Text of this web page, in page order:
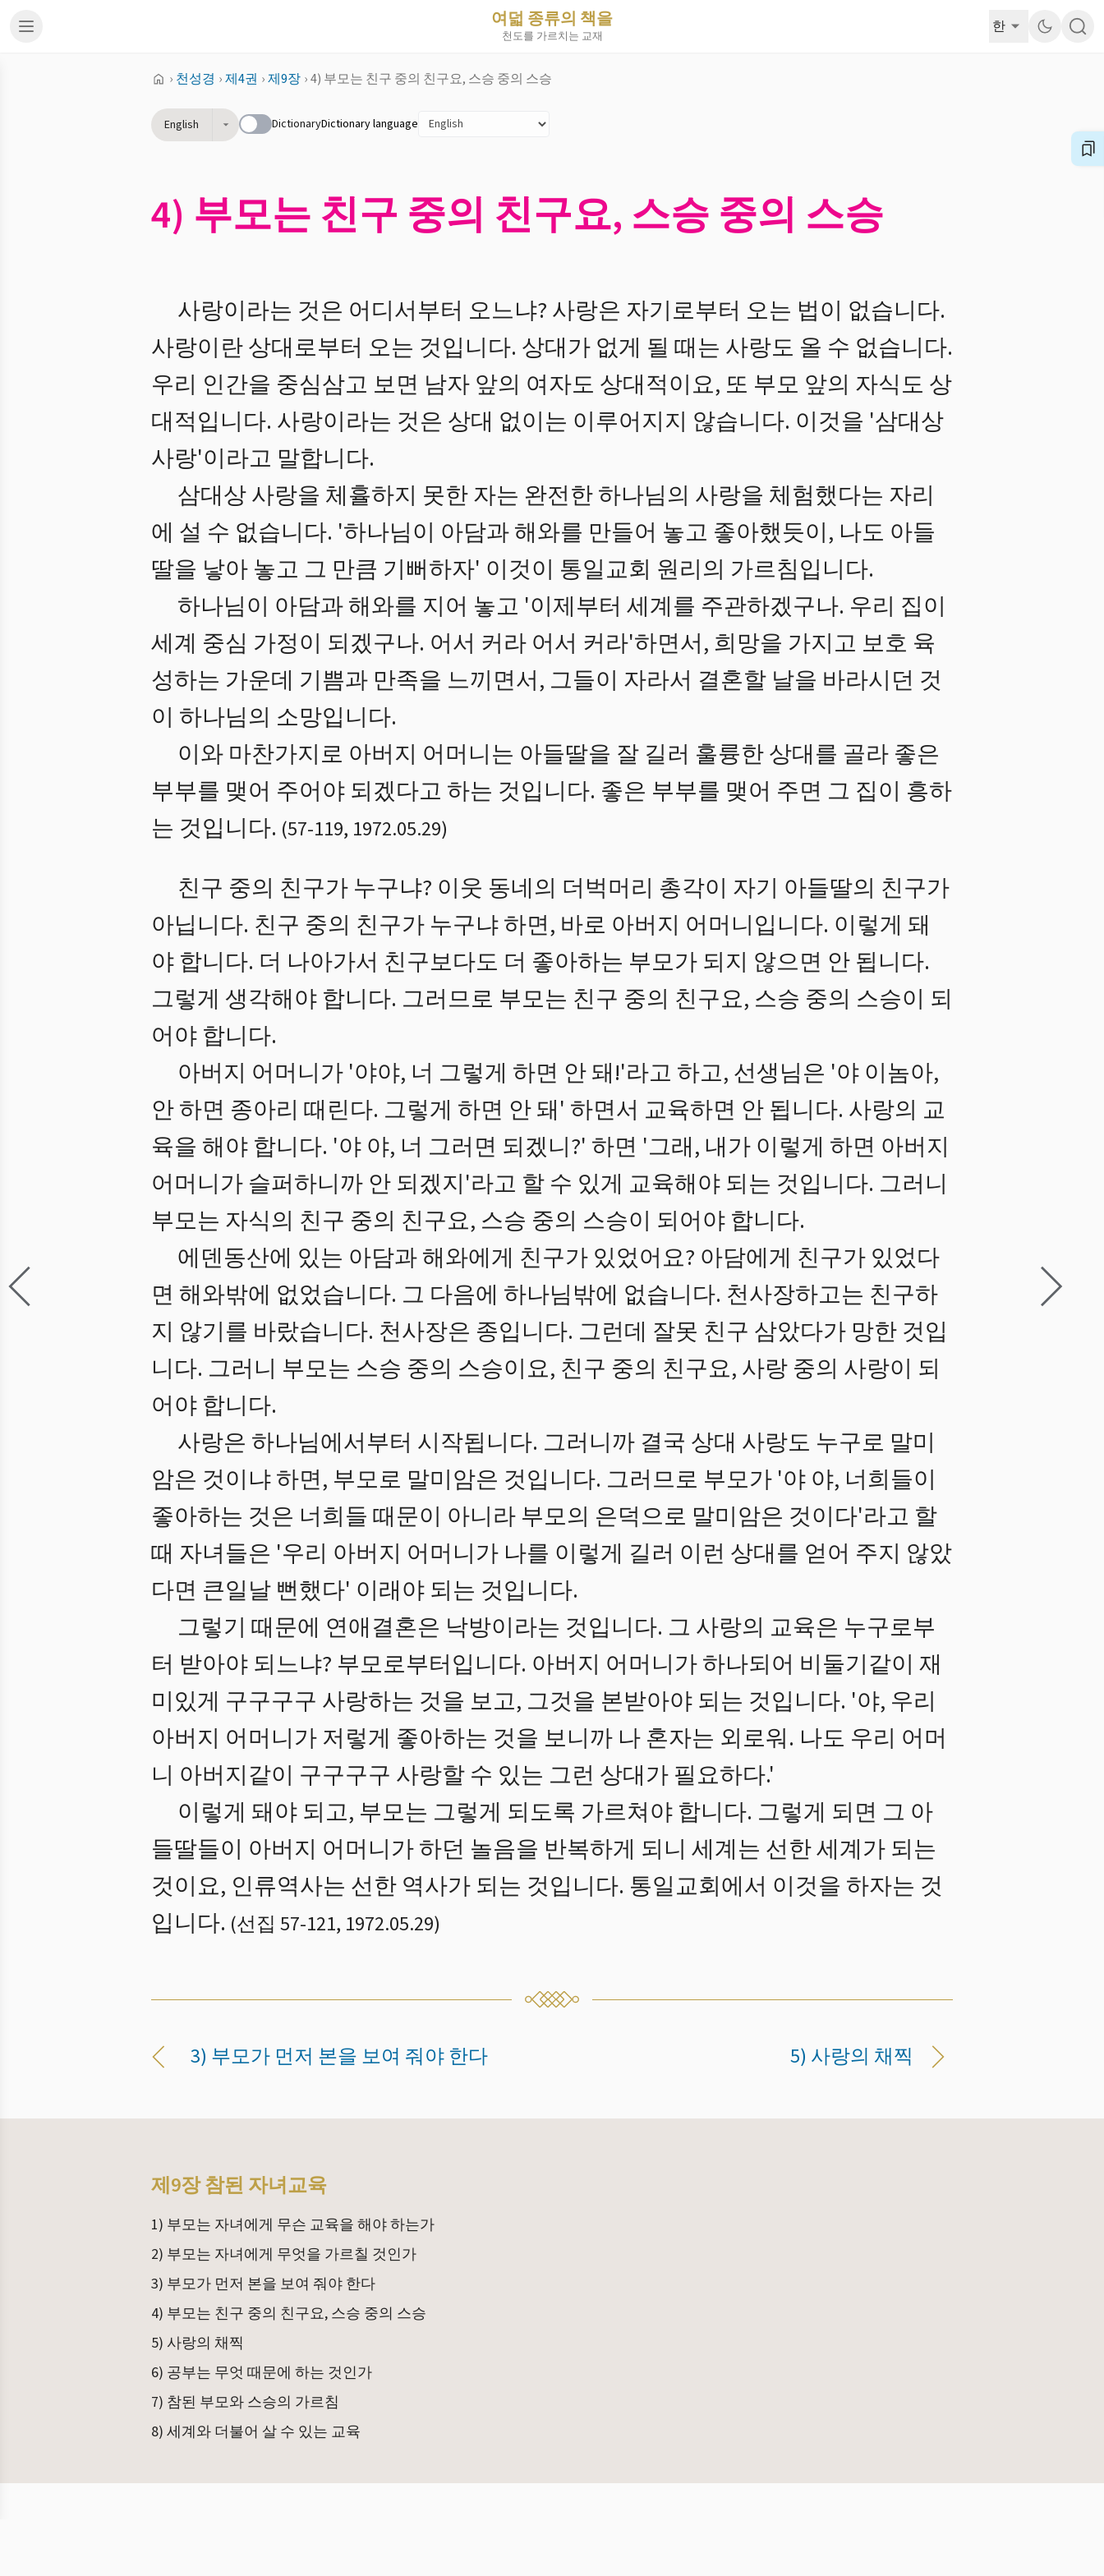
여덟 종류의 책을
천도를 가르치는 교재
한
› 천성경 ›제4권 ›제9장 ›4) 부모는 친구 중의 친구요, 스승 중의 스승
English DictionaryDictionary language
4) 부모는 친구 중의 친구요, 스승 중의 스승
사랑이라는 것은 어디서부터 오느냐? 사랑은 자기로부터 오는 법이 없습니다.
사랑이란 상대로부터 오는 것입니다. 상대가 없게 될 때는 사랑도 올 수 없습니다.
우리 인간을 중심삼고 보면 남자 앞의 여자도 상대적이요, 또 부모 앞의 자식도 상
대적입니다. 사랑이라는 것은 상대 없이는 이루어지지 않습니다. 이것을 '삼대상
사랑'이라고 말합니다.
삼대상 사랑을 체휼하지 못한 자는 완전한 하나님의 사랑을 체험했다는 자리
에 설 수 없습니다. '하나님이 아담과 해와를 만들어 놓고 좋아했듯이, 나도 아들
딸을 낳아 놓고 그 만큼 기뻐하자' 이것이 통일교회 원리의 가르침입니다.
하나님이 아담과 해와를 지어 놓고 '이제부터 세계를 주관하겠구나. 우리 집이
세계 중심 가정이 되겠구나. 어서 커라 어서 커라'하면서, 희망을 가지고 보호 육
성하는 가운데 기쁨과 만족을 느끼면서, 그들이 자라서 결혼할 날을 바라시던 것
이 하나님의 소망입니다.
이와 마찬가지로 아버지 어머니는 아들딸을 잘 길러 훌륭한 상대를 골라 좋은
부부를 맺어 주어야 되겠다고 하는 것입니다. 좋은 부부를 맺어 주면 그 집이 흥하
는 것입니다. (57-119, 1972.05.29)
친구 중의 친구가 누구냐? 이웃 동네의 더벅머리 총각이 자기 아들딸의 친구가
아닙니다. 친구 중의 친구가 누구냐 하면, 바로 아버지 어머니입니다. 이렇게 돼
야 합니다. 더 나아가서 친구보다도 더 좋아하는 부모가 되지 않으면 안 됩니다.
그렇게 생각해야 합니다. 그러므로 부모는 친구 중의 친구요, 스승 중의 스승이 되
어야 합니다.
아버지 어머니가 '야야, 너 그렇게 하면 안 돼!'라고 하고, 선생님은 '야 이놈아,
안 하면 종아리 때린다. 그렇게 하면 안 돼' 하면서 교육하면 안 됩니다. 사랑의 교
육을 해야 합니다. '야 야, 너 그러면 되겠니?' 하면 '그래, 내가 이렇게 하면 아버지
어머니가 슬퍼하니까 안 되겠지'라고 할 수 있게 교육해야 되는 것입니다. 그러니
부모는 자식의 친구 중의 친구요, 스승 중의 스승이 되어야 합니다.
에덴동산에 있는 아담과 해와에게 친구가 있었어요? 아담에게 친구가 있었다
면 해와밖에 없었습니다. 그 다음에 하나님밖에 없습니다. 천사장하고는 친구하
지 않기를 바랐습니다. 천사장은 종입니다. 그런데 잘못 친구 삼았다가 망한 것입
니다. 그러니 부모는 스승 중의 스승이요, 친구 중의 친구요, 사랑 중의 사랑이 되
어야 합니다.
사랑은 하나님에서부터 시작됩니다. 그러니까 결국 상대 사랑도 누구로 말미
암은 것이냐 하면, 부모로 말미암은 것입니다. 그러므로 부모가 '야 야, 너희들이
좋아하는 것은 너희들 때문이 아니라 부모의 은덕으로 말미암은 것이다'라고 할
때 자녀들은 '우리 아버지 어머니가 나를 이렇게 길러 이런 상대를 얻어 주지 않았
다면 큰일날 뻔했다' 이래야 되는 것입니다.
그렇기 때문에 연애결혼은 낙방이라는 것입니다. 그 사랑의 교육은 누구로부
터 받아야 되느냐? 부모로부터입니다. 아버지 어머니가 하나되어 비둘기같이 재
미있게 구구구구 사랑하는 것을 보고, 그것을 본받아야 되는 것입니다. '야, 우리
아버지 어머니가 저렇게 좋아하는 것을 보니까 나 혼자는 외로워. 나도 우리 어머
니 아버지같이 구구구구 사랑할 수 있는 그런 상대가 필요하다.'
이렇게 돼야 되고, 부모는 그렇게 되도록 가르쳐야 합니다. 그렇게 되면 그 아
들딸들이 아버지 어머니가 하던 놀음을 반복하게 되니 세계는 선한 세계가 되는
것이요, 인류역사는 선한 역사가 되는 것입니다. 통일교회에서 이것을 하자는 것
입니다. (선집 57-121, 1972.05.29)
3) 부모가 먼저 본을 보여 줘야 한다 5) 사랑의 채찍
제9장 참된 자녀교육
1) 부모는 자녀에게 무슨 교육을 해야 하는가
2) 부모는 자녀에게 무엇을 가르칠 것인가
3) 부모가 먼저 본을 보여 줘야 한다
4) 부모는 친구 중의 친구요, 스승 중의 스승
5) 사랑의 채찍
6) 공부는 무엇 때문에 하는 것인가
7) 참된 부모와 스승의 가르침
8) 세계와 더불어 살 수 있는 교육